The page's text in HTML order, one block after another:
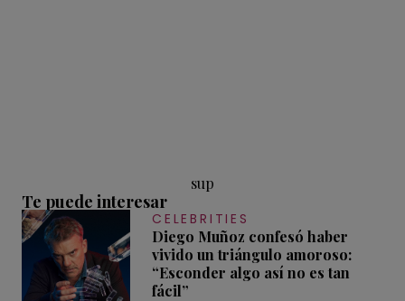
sup
Te puede interesar
CELEBRITIES
Diego Muñoz confesó haber
vivido un triángulo amoroso:
“Esconder algo así no es tan
fácil”